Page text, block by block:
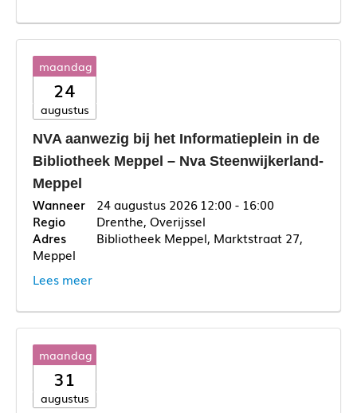
maandag
24
augustus
NVA aanwezig bij het Informatieplein in de
Bibliotheek Meppel – Nva Steenwijkerland-
Meppel
24 augustus 2026 12:00 - 16:00
Drenthe, Overijssel
Bibliotheek Meppel, Marktstraat 27,
Meppel
Lees meer
maandag
31
augustus